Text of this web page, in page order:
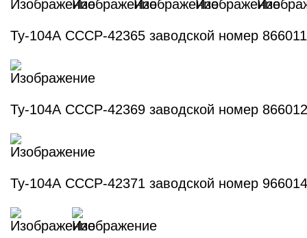
Ту-104А СССР-42365 заводской номер
Ту-104А СССР-42369 заводской номер
Ту-104А СССР-42371 заводской номер